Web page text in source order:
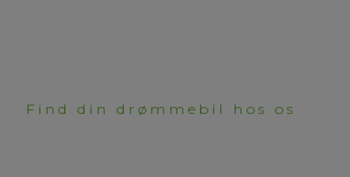
Find din drømmebil hos os